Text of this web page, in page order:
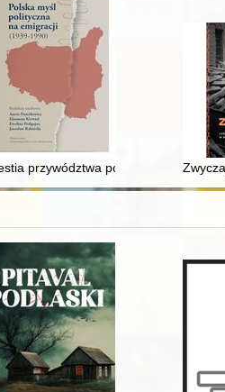
polskich dominikanów
przywództwa politycznego w